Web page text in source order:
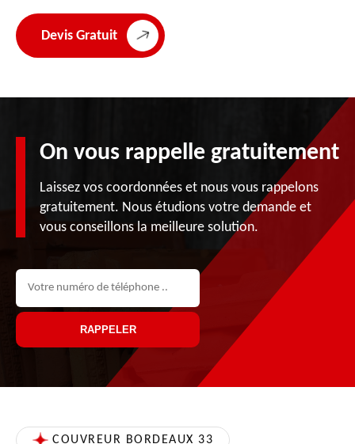
Devis Gratuit
On vous rappelle gratuitement
Laissez vos coordonnées et nous vous rappelons
gratuitement. Nous étudions votre demande et
vous conseillons la meilleure solution.
COUVREUR BORDEAUX 33